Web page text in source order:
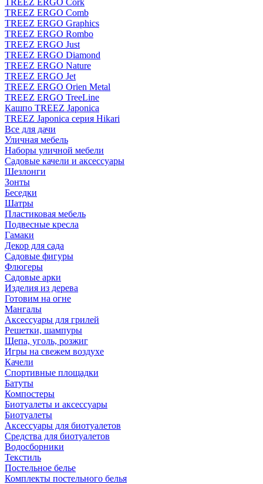
TREEZ ERGO Cork
TREEZ ERGO Comb
TREEZ ERGO Graphics
TREEZ ERGO Rombo
TREEZ ERGO Just
TREEZ ERGO Diamond
TREEZ ERGO Nature
TREEZ ERGO Jet
TREEZ ERGO Orien Metal
TREEZ ERGO TreeLine
Кашпо TREEZ Japonica
TREEZ Japonica серия Hikari
Все для дачи
Уличная мебель
Наборы уличной мебели
Садовые качели и аксессуары
Шезлонги
Зонты
Беседки
Шатры
Пластиковая мебель
Подвесные кресла
Гамаки
Декор для сада
Садовые фигуры
Флюгеры
Садовые арки
Изделия из дерева
Готовим на огне
Мангалы
Аксессуары для грилей
Решетки, шампуры
Щепа, уголь, розжиг
Игры на свежем воздухе
Качели
Спортивные площадки
Батуты
Компостеры
Биотуалеты и аксессуары
Биотуалеты
Аксессуары для биотуалетов
Средства для биотуалетов
Водосборники
Текстиль
Постельное белье
Комплекты постельного белья